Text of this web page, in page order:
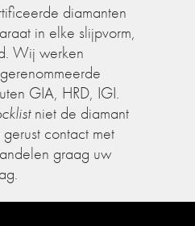
diamanten
in elke slijpvorm,
Wij werken
GIA, HRD, IGI.
niet de diamant
contact met
graag uw